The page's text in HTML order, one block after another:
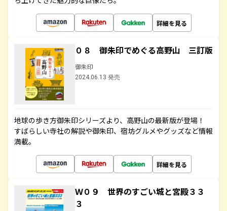
詳細を見る
０８ 御朱印でめぐる高野山 三訂版
御朱印
2024.06.13 発売
地球の歩き方御朱印シリーズより、高野山の最新版が登場！
すばらしい寺社の解説や御朱印、宿坊グルメやグッズなど情報
満載。
詳細を見る
Ｗ０９ 世界のすごい城と宮殿３３
３